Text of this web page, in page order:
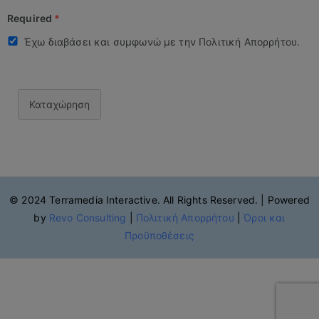
Required *
Έχω διαβάσει και συμφωνώ με την Πολιτική Απορρήτου.
Καταχώρηση
© 2024 Terramedia Interactive. All Rights Reserved. | Powered
by Revo Consulting Πολιτική Απορρήτου |Όροι και
Προϋποθέσεις